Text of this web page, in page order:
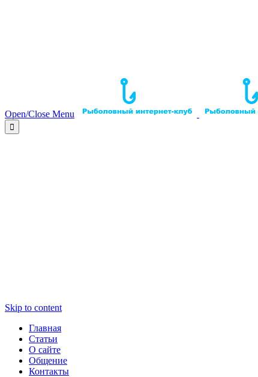
Open/Close Menu

Skip to content
Главная
Статьи
О сайте
Общение
Контакты